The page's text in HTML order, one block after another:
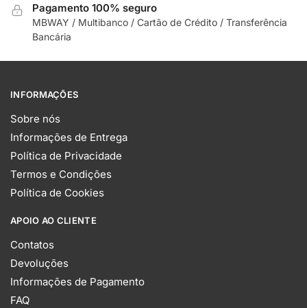
Pagamento 100% seguro
MBWAY / Multibanco / Cartão de Crédito / Transferência
Bancária
INFORMAÇÕES
Sobre nós
Informações de Entrega
Política de Privacidade
Termos e Condições
Política de Cookies
APOIO AO CLIENTE
Contatos
Devoluções
Informações de Pagamento
FAQ